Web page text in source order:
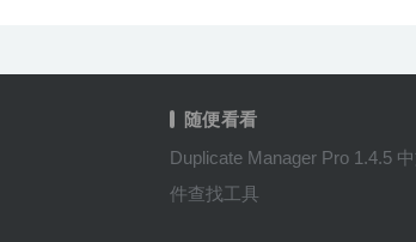
随便看看
Duplicate Manager Pro 1.4.5
件查找工具